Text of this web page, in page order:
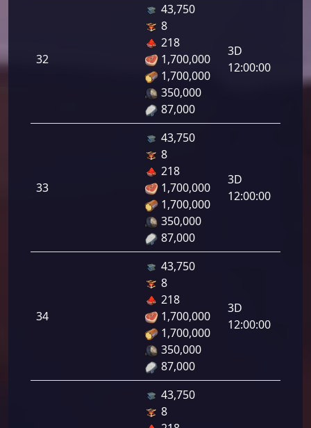
32
43,750
8
218
1,700,000
1,700,000
350,000
87,000
3D
12:00:00
33
43,750
8
218
1,700,000
1,700,000
350,000
87,000
3D
12:00:00
34
43,750
8
218
1,700,000
1,700,000
350,000
87,000
3D
12:00:00
43,750
8